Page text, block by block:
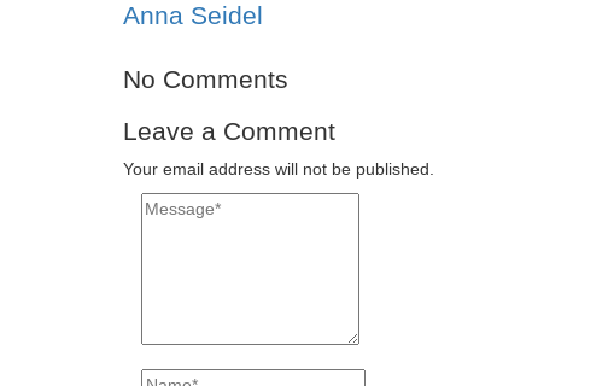
Anna Seidel
No Comments
Leave a Comment
Your email address will not be published.